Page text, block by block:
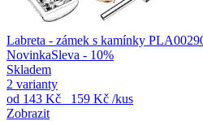
Labreta - zámek s kamínky
NovinkaSleva - 10%
Skladem
2 varianty
od 143 Kč 159 Kč /kus
Zobrazit